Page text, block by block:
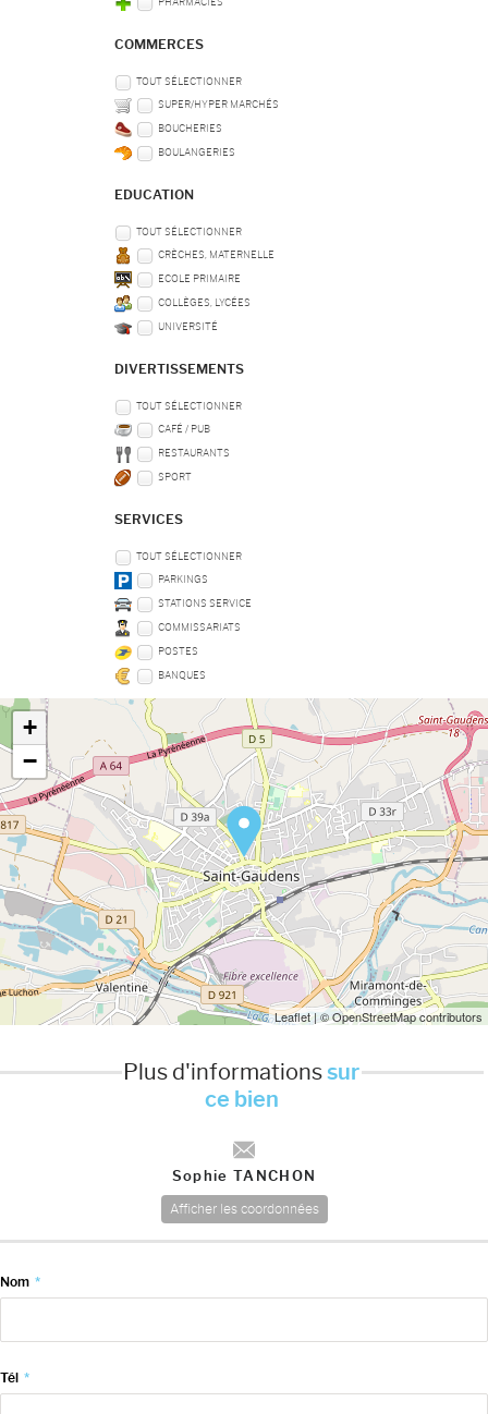
COMMERCES
TOUT SÉLECTIONNER
SUPER/HYPER MARCHÉS
BOUCHERIES
BOULANGERIES
EDUCATION
TOUT SÉLECTIONNER
CRÈCHES, MATERNELLE
ECOLE PRIMAIRE
COLLÈGES, LYCÉES
UNIVERSITÉ
DIVERTISSEMENTS
TOUT SÉLECTIONNER
CAFÉ / PUB
RESTAURANTS
SPORT
SERVICES
TOUT SÉLECTIONNER
PARKINGS
STATIONS SERVICE
COMMISSARIATS
POSTES
BANQUES
+
−
Leaflet | © OpenStreetMap contributors
Plus d'informationssur
ce bien
Sophie TANCHON
Afficher les coordonnées
Nom *
Tél *